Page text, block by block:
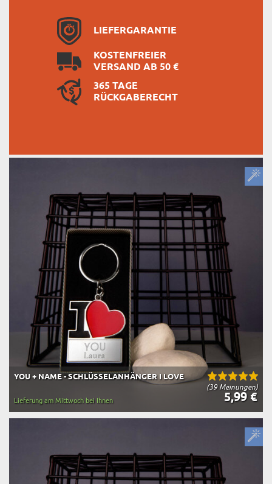
LIEFERGARANTIE
KOSTENFREIER
VERSAND AB 50 €
365 TAGE
RÜCKGABERECHT
(39 Meinungen)
YOU + NAME - SCHLÜSSELANHÄNGER I LOVE
5,99 €
Lieferung am Mittwoch bei Ihnen